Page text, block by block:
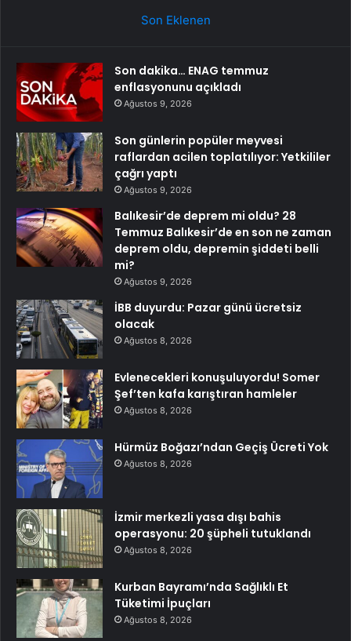
Son Eklenen
Son dakika… ENAG temmuz
enflasyonunu açıkladı
Ağustos 9, 2026
Son günlerin popüler meyvesi
raflardan acilen toplatılıyor: Yetkililer
çağrı yaptı
Ağustos 9, 2026
Balıkesir’de deprem mi oldu? 28
Temmuz Balıkesir’de en son ne zaman
deprem oldu, depremin şiddeti belli
mi?
Ağustos 9, 2026
İBB duyurdu: Pazar günü ücretsiz
olacak
Ağustos 8, 2026
Evlenecekleri konuşuluyordu! Somer
Şef’ten kafa karıştıran hamleler
Ağustos 8, 2026
Hürmüz Boğazı’ndan Geçiş Ücreti Yok
Ağustos 8, 2026
İzmir merkezli yasa dışı bahis
operasyonu: 20 şüpheli tutuklandı
Ağustos 8, 2026
Kurban Bayramı’nda Sağlıklı Et
Tüketimi İpuçları
Ağustos 8, 2026